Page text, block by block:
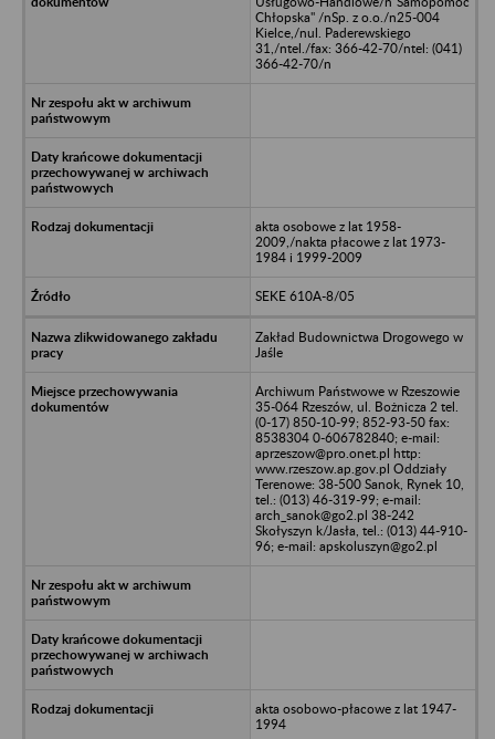
Chłopska" /nSp. z o.o./n25-004
Kielce,/nul. Paderewskiego
31,/ntel./fax: 366-42-70/ntel: (041)
366-42-70/n
akta osobowe z lat 1958-
2009,/nakta płacowe z lat 1973-
1984 i 1999-2009
SEKE 610A-8/05
Zakład Budownictwa Drogowego w
Jaśle
Archiwum Państwowe w Rzeszowie
35-064 Rzeszów, ul. Bożnicza 2 tel.
(0-17) 850-10-99; 852-93-50 fax:
8538304 0-606782840; e-mail:
aprzeszow@pro.onet.pl http:
www.rzeszow.ap.gov.pl Oddziały
Terenowe: 38-500 Sanok, Rynek 10,
tel.: (013) 46-319-99; e-mail:
arch_sanok@go2.pl 38-242
Skołyszyn k/Jasła, tel.: (013) 44-910-
96; e-mail: apskoluszyn@go2.pl
akta osobowo-płacowe z lat 1947-
1994